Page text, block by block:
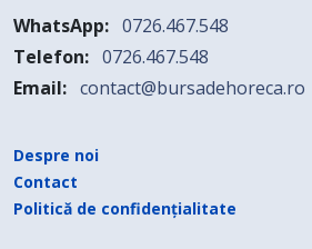
WhatsApp: 0726.467.548
Telefon: 0726.467.548
Email: contact@bursadehoreca.ro
Despre noi
Contact
Politică de confidențialitate